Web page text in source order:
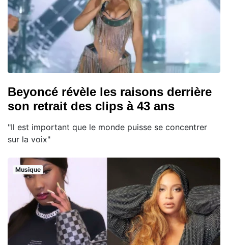
Beyoncé révèle les raisons derrière
son retrait des clips à 43 ans
"Il est important que le monde puisse se concentrer
sur la voix"
Musique